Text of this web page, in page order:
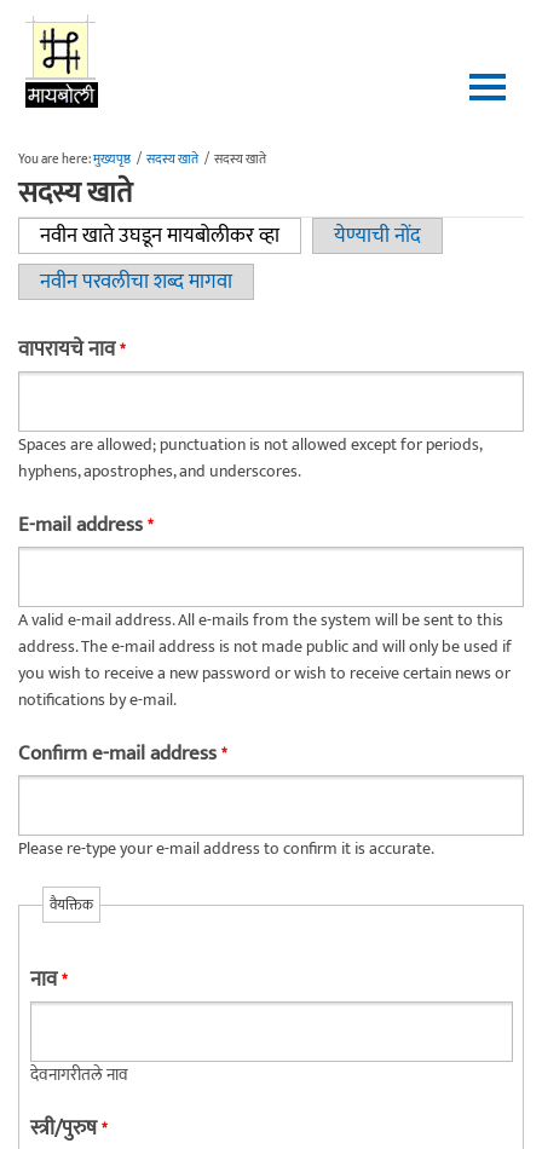
Skip to main content
You are here:मुख्यपृष्ठ / सदस्य खाते / सदस्य खाते
सदस्य खाते
Primary tabs
नवीन खाते उघडून मायबोलीकर व्हा(active tab)येण्याची नोंद
नवीन परवलीचा शब्द मागवा
वापरायचे नाव*
Spaces are allowed; punctuation is not allowed except for periods,
hyphens, apostrophes, and underscores.
E-mail address*
A valid e-mail address. All e-mails from the system will be sent to this
address. The e-mail address is not made public and will only be used if
you wish to receive a new password or wish to receive certain news or
notifications by e-mail.
Confirm e-mail address*
Please re-type your e-mail address to confirm it is accurate.
वैयक्तिक
नाव*
देवनागरीतले नाव
स्त्री/पुरुष*